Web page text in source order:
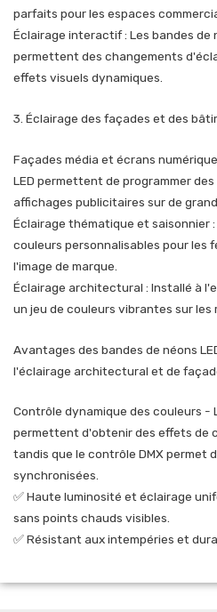
parfaits pour les espaces
Éclairage interactif : Les bandes de
permettent des changements
effets visuels dynamiques.
3. Éclairage des façades et des
Façades média et écrans
LED permettent de programmer
affichages publicitaires sur de
Éclairage thématique et saisonnier :
couleurs personnalisables pour les
l'image de marque.
Éclairage architectural : Installé à
un jeu de couleurs vibrantes sur les
Avantages des bandes de néons
l'éclairage architectural et de
Contrôle dynamique des couleurs -
permettent d'obtenir des effets de
tandis que le contrôle DMX permet
synchronisées.
✅ Haute luminosité et éclairage
sans points chauds visibles.
✅ Résistant aux intempéries et